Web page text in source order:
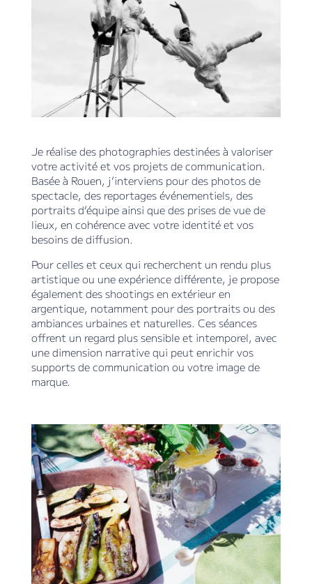
Je réalise des photographies destinées à valoriser
votre activité et vos projets de communication.
Basée à Rouen, j’interviens pour des photos de
spectacle, des reportages événementiels, des
portraits d’équipe ainsi que des prises de vue de
lieux, en cohérence avec votre identité et vos
besoins de diffusion.
Pour celles et ceux qui recherchent un rendu plus
artistique ou une expérience différente, je propose
également des shootings en extérieur en
argentique, notamment pour des portraits ou des
ambiances urbaines et naturelles. Ces séances
offrent un regard plus sensible et intemporel, avec
une dimension narrative qui peut enrichir vos
supports de communication ou votre image de
marque.